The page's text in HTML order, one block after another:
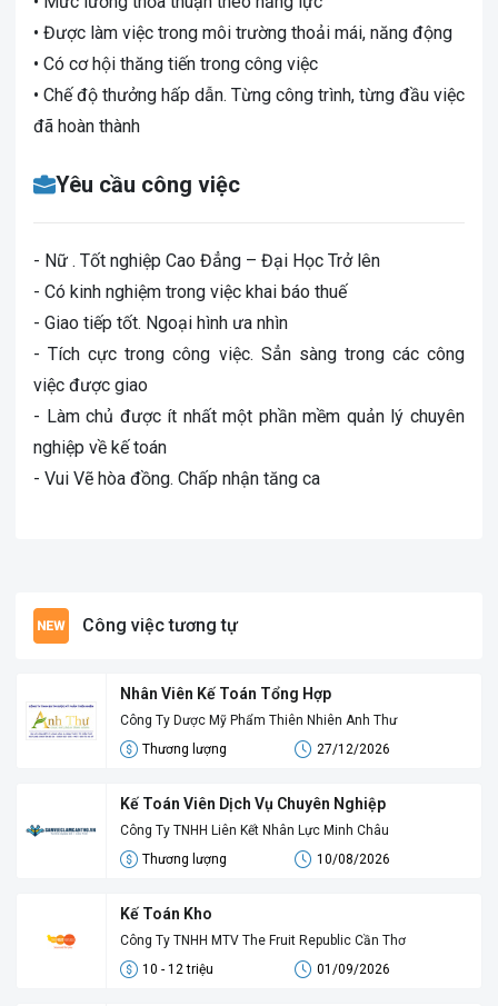
• Được làm việc trong môi trường thoải mái, năng động
• Có cơ hội thăng tiến trong công việc
• Chế độ thưởng hấp dẫn. Từng công trình, từng đầu việc
đã hoàn thành
Yêu cầu công việc
- Nữ . Tốt nghiệp Cao Đẳng – Đại Học Trở lên
- Có kinh nghiệm trong việc khai báo thuế
- Giao tiếp tốt. Ngoại hình ưa nhìn
- Tích cực trong công việc. Sẳn sàng trong các công
việc được giao
- Làm chủ được ít nhất một phần mềm quản lý chuyên
nghiệp về kế toán
- Vui Vẽ hòa đồng. Chấp nhận tăng ca
Công việc tương tự
Nhân Viên Kế Toán Tổng Hợp
Công Ty Dược Mỹ Phẩm Thiên Nhiên Anh Thư
Thương lượng
27/12/2026
Kế Toán Viên Dịch Vụ Chuyên Nghiệp
Công Ty TNHH Liên Kết Nhân Lực Minh Châu
Thương lượng
10/08/2026
Kế Toán Kho
Công Ty TNHH MTV The Fruit Republic Cần Thơ
10 - 12 triệu
01/09/2026